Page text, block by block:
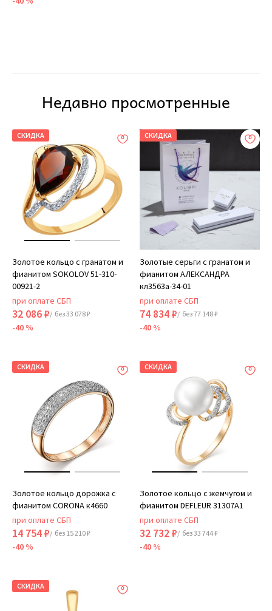
Недавно просмотренные
СКИДКА
Золотое кольцо с гранатом и
фианитом SOKOLOV 51-310-
00921-2
при оплате СБП
32 086 ₽/ без 33 078 ₽
-40 %
СКИДКА
Золотые серьги с гранатом и
фианитом АЛЕКСАНДРА
кл3563а-34-01
при оплате СБП
74 834 ₽/ без 77 148 ₽
-40 %
СКИДКА
Золотое кольцо дорожка с
фианитом CORONA к4660
при оплате СБП
14 754 ₽/ без 15 210 ₽
-40 %
СКИДКА
Золотое кольцо с жемчугом и
фианитом DEFLEUR 31307A1
при оплате СБП
32 732 ₽/ без 33 744 ₽
-40 %
СКИДКА